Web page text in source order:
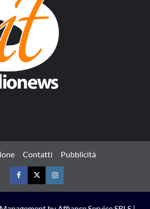
Contatti Pubblicità
FacebookTwitterInstagram